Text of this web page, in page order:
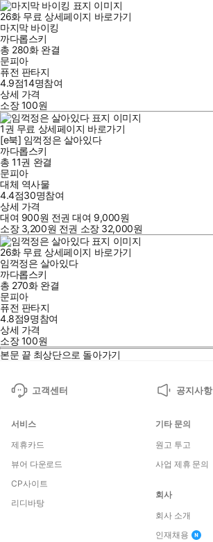
26화 무료 상세페이지 바로가기
마지막 바이킹
까다롭스키
총 280화 완결
문피아
퓨전 판타지
4.9점14명참여
상세 가격
소장100원
1권 무료 상세페이지 바로가기
[e북] 임꺽정은 살아있다
까다롭스키
총 11권 완결
문피아
대체 역사물
4.4점30명참여
상세 가격
대여 900원 전권 대여 9,000원
소장 3,200원 전권 소장 32,000원
26화 무료 상세페이지 바로가기
임꺽정은 살아있다
까다롭스키
총 270화 완결
문피아
퓨전 판타지
4.8점9명참여
상세 가격
소장100원
본문 끝 최상단으로 돌아가기
고객센터 공지사항
서비스
제휴카드
뷰어 다운로드
CP사이트
리디바탕
기타 문의
원고 투고
사업 제휴 문의
회사
회사 소개
인재채용